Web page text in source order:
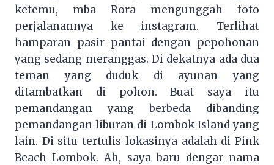
ketemu, mba Rora mengunggah foto
perjalanannya ke instagram. Terlihat
hamparan pasir pantai dengan pepohonan
yang sedang meranggas. Di dekatnya ada dua
teman yang duduk di ayunan yang
ditambatkan di pohon. Buat saya itu
pemandangan yang berbeda dibanding
pemandangan liburan di Lombok Island yang
lain. Di situ tertulis lokasinya adalah di Pink
Beach Lombok. Ah, saya baru dengar nama